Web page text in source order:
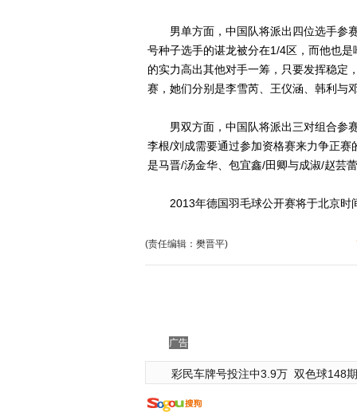
男单方面，中国队将派出四位选手参赛
号种子选手的谌龙被分在1/4区，而他也
的实力高出其他对手一筹，只要发挥稳定
赛，她们分别是李雪芮、王仪涵、韩利与
男双方面，中国队将派出三对组合参赛
李根/刘成需要通过参加资格赛来力争正赛
是马晋/汤金华、包宜鑫/田卿与成淑/赵芸
2013年德国羽毛球公开赛将于北京时
(责任编辑：樊晋平)
广告
彩民车牌号投注中3.9万 双色球148